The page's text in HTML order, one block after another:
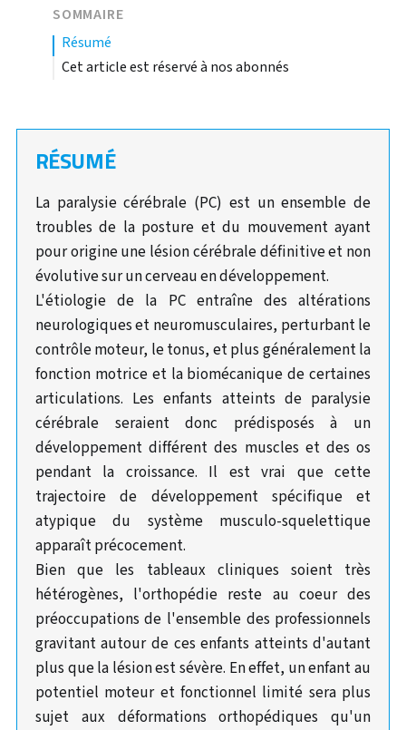
SOMMAIRE
résumé
Cet article est réservé à nos abonnés
RÉSUMÉ
La paralysie cérébrale (PC) est un ensemble de
troubles de la posture et du mouvement ayant
pour origine une lésion cérébrale définitive et non
évolutive sur un cerveau en développement.
L'étiologie de la PC entraîne des altérations
neurologiques et neuromusculaires, perturbant le
contrôle moteur, le tonus, et plus généralement la
fonction motrice et la biomécanique de certaines
articulations. Les enfants atteints de paralysie
cérébrale seraient donc prédisposés à un
développement différent des muscles et des os
pendant la croissance. Il est vrai que cette
trajectoire de développement spécifique et
atypique du système musculo-squelettique
apparaît précocement.
Bien que les tableaux cliniques soient très
hétérogènes, l'orthopédie reste au coeur des
préoccupations de l'ensemble des professionnels
gravitant autour de ces enfants atteints d'autant
plus que la lésion est sévère. En effet, un enfant au
potentiel moteur et fonctionnel limité sera plus
sujet aux déformations orthopédiques qu'un